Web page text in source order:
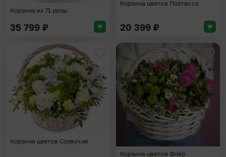
Корзина из 71 розы
35 799 ₽
Корзина цветов Поэтесса
20 399 ₽
Добавить в избранное
Корзина цветов Созвучие
Корзина цветов Флёр